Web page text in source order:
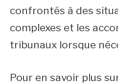
confrontés à des
complexes et les
tribunaux lorsque
Pour en savoir plus